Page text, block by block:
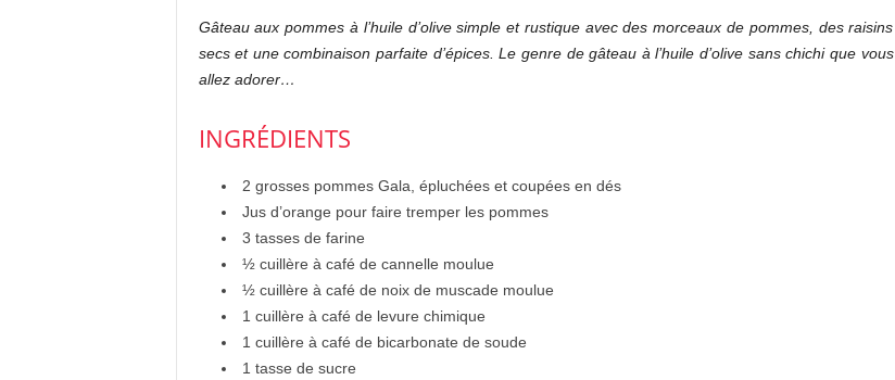
Gâteau aux pommes à l’huile d’olive simple et rustique avec des morceaux de pommes, des raisins
secs et une combinaison parfaite d’épices. Le genre de gâteau à l’huile d’olive sans chichi que vous
allez adorer…
INGRÉDIENTS
2 grosses pommes Gala, épluchées et coupées en dés
Jus d’orange pour faire tremper les pommes
3 tasses de farine
½ cuillère à café de cannelle moulue
½ cuillère à café de noix de muscade moulue
1 cuillère à café de levure chimique
1 cuillère à café de bicarbonate de soude
1 tasse de sucre